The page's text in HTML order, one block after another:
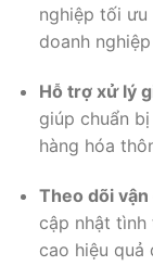
nghiệp tối ưu
doanh
Hỗ trợ xử lý
giúp chuẩn
hàng hóa
Theo dõi
cập nhật tình
cao hiệu quả